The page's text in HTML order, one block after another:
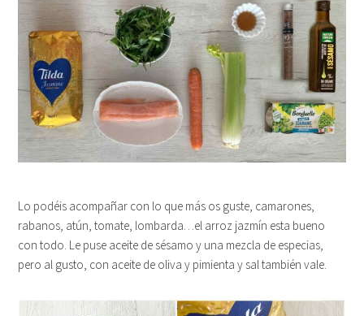
Lo podéis acompañar con lo que más os guste, camarones,
rabanos, atún, tomate, lombarda…el arroz jazmín esta bueno
con todo. Le puse aceite de sésamo y una mezcla de especias,
pero al gusto, con aceite de oliva y pimienta y sal también vale.